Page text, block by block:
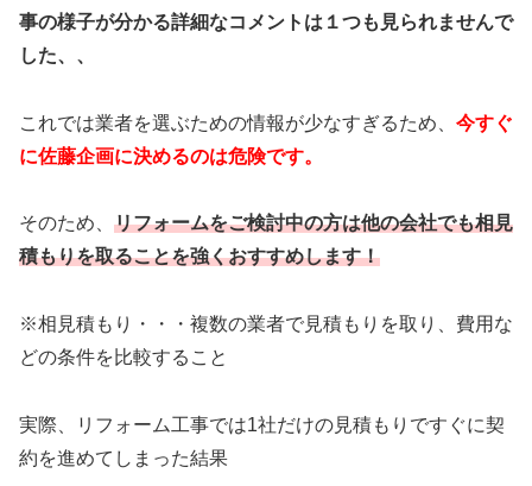
事の様子が分かる詳細なコメントは１つも見られませんで
した、、
これでは業者を選ぶための情報が少なすぎるため、 今すぐ
に佐藤企画に決めるのは危険です。
そのため、 リフォームをご検討中の方は他の会社でも相見
積もりを取ることを強くおすすめします！
※相見積もり・・・複数の業者で見積もりを取り、費用な
どの条件を比較すること
実際、リフォーム工事では1社だけの見積もりですぐに契
約を進めてしまった結果